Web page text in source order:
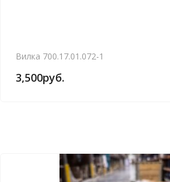
Вилка 700.17.01.072-1
3,500руб.